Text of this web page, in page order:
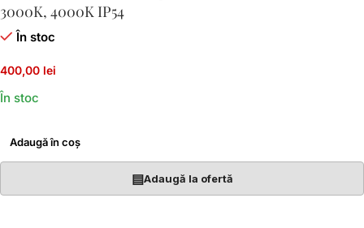
3000K, 4000K IP54
În stoc
400,00 lei
În stoc
Adaugă în coș
▤Adaugă la ofertă